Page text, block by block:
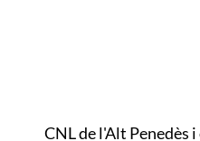
CNL de l'Alt Penedès